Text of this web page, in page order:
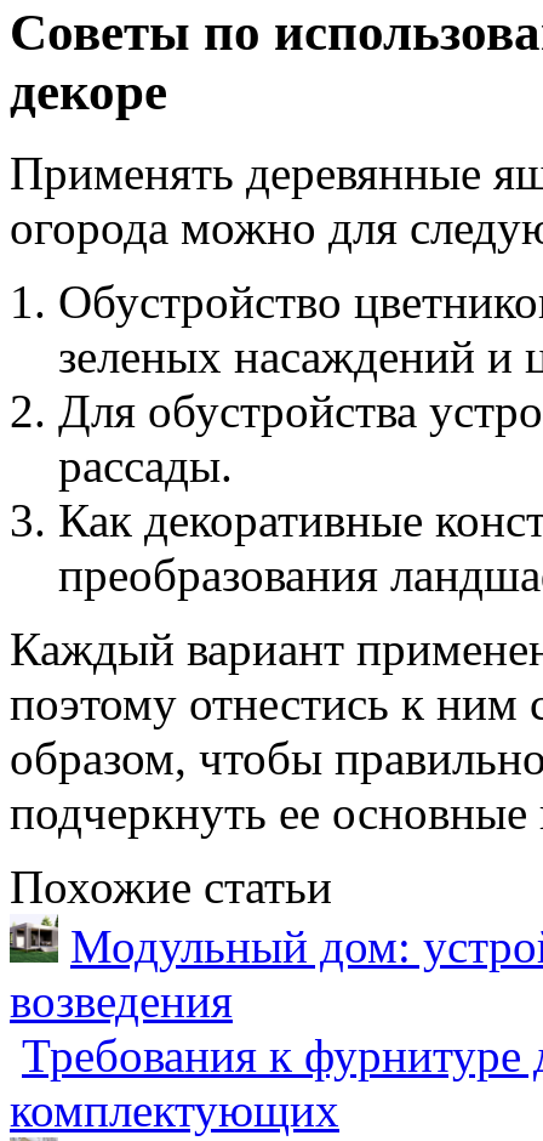
Советы по
декоре
Применять деревянные
огорода можно для
Обустройство
зеленых насаждений и
Для обустройства
рассады.
Как декоративные
преобразования
Каждый вариант
поэтому отнестись к ним
образом, чтобы
подчеркнуть ее основные
Похожие статьи
Модульный дом:
возведения
Требования к фурнитуре
комплектующих